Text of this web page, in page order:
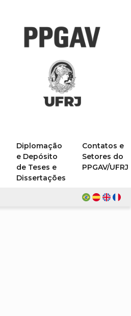
Diplomação
e Depósito
de Teses e
Dissertações
Contatos e
Setores do
PPGAV/UFRJ